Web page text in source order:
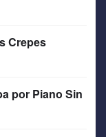
Crepes
por Piano Sin